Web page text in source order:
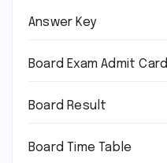
Answer Key
Board Exam Admit Card
Board Result
Board Time Table